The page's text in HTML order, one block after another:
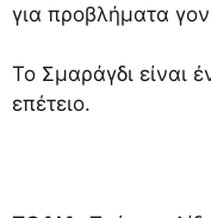
για προβλήματα
Το Σμαράγδι είναι
επέτειο.